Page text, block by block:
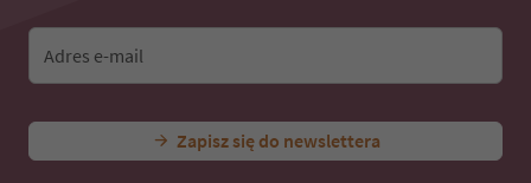
Adres e-mail
Zapisz się do newslettera